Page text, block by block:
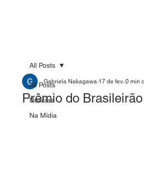
All Posts
Notícias
Na Mídia
All Posts
Prêmio do Brasileirão
Gabriela Nakagawa 17 de fev. 0 min